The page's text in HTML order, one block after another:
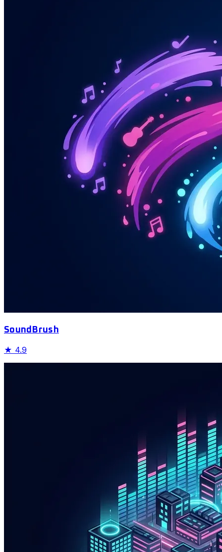
SoundBrush
★ 4.9